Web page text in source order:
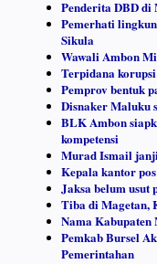
Penderita DBD di
Pemerhati
Sikula
Wawali Ambon
Terpidana
Pemprov bentuk
Disnaker Maluku
BLK Ambon
kompetensi
Murad Ismail
Kepala kantor
Jaksa belum usut
Tiba di Magetan,
Nama
Pemkab Bursel
Pemerintahan